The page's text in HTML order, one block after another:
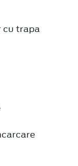
cu trapa